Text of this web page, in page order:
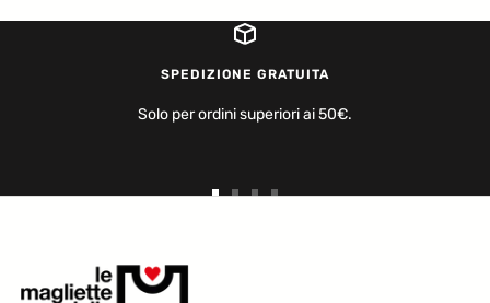
SPEDIZIONE GRATUITA
Solo per ordini superiori ai 50€.